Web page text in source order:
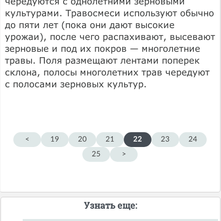
культурами. Травосмеси используют обычно
до пяти лет (пока они дают высокие
урожаи), после чего распахивают, высевают
зерновые и под их покров — многолетние
травы. Поля размещают лентами поперек
склона, полосы многолетних трав чередуют
с полосами зерновых культур.
< 19 20 21 22 23
24
25
>
Узнать еще: